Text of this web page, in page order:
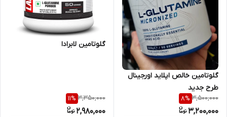
گلوتامین خالص اپلاید اورجینال
طرح جدید
3,500,000
8%
3,200,000
گلوتامین لابرادا
3,350,000
11%
2,980,000